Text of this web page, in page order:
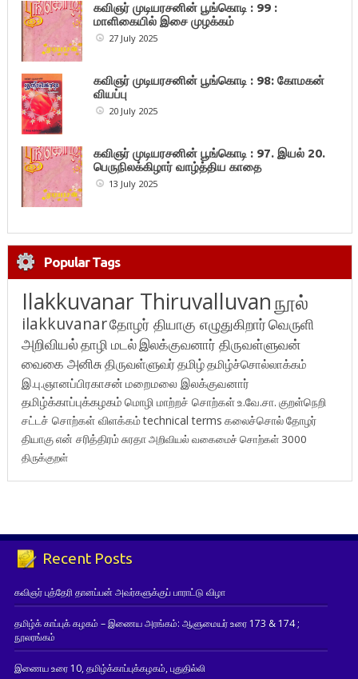
கவிஞர் முடியரசனின் பூங்கொடி : 99 :
மாளிகையில் இசை முழக்கம்
27 July 2025
கவிஞர் முடியரசனின் பூங்கொடி : 98: கோமகன்
வியப்பு
20 July 2025
கவிஞர் முடியரசனின் பூங்கொடி : 97. இயல் 20.
பெருநிலக்கிழார் வாழ்த்திய காதை
13 July 2025
Popular Tags
Ilakkuvanar Thiruvalluvanநூல்
ilakkuvanarதோழர் தியாகு எழுதுகிறார்வெருளி
அறிவியல்தாழி மடல்இலக்குவனார் திருவள்ளுவன்
வைகை அனிசுதிருவள்ளுவர்தமிழ்தமிழ்ச்சொல்லாக்கம்
இ.பு.ஞானப்பிரகாசன் மறைமலை இலக்குவனார்
தமிழ்க்காப்புக்கழகம் மொழி மாற்றச் சொற்கள்உ.வே.சா. குறள்நெறி
சட்டச் சொற்கள் விளக்கம்technical terms கலைச்சொல்தோழர்
தியாகுஎன் சரித்திரம்சுரதாஅறிவியல் வகைமைச் சொற்கள் 3000
திருக்குறள்
Recent Posts
கவிஞர் புத்தேரி தானப்பன் அவர்களுக்குப் பாராட்டு விழா
தமிழ்க் காப்புக் கழகம் – இணைய அரங்கம்: ஆளுமையர் உரை 173 & 174 ;
நூலரங்கம்
இணைய உரை 10, தமிழ்க்காப்புக்கழகம், புதுதில்லி